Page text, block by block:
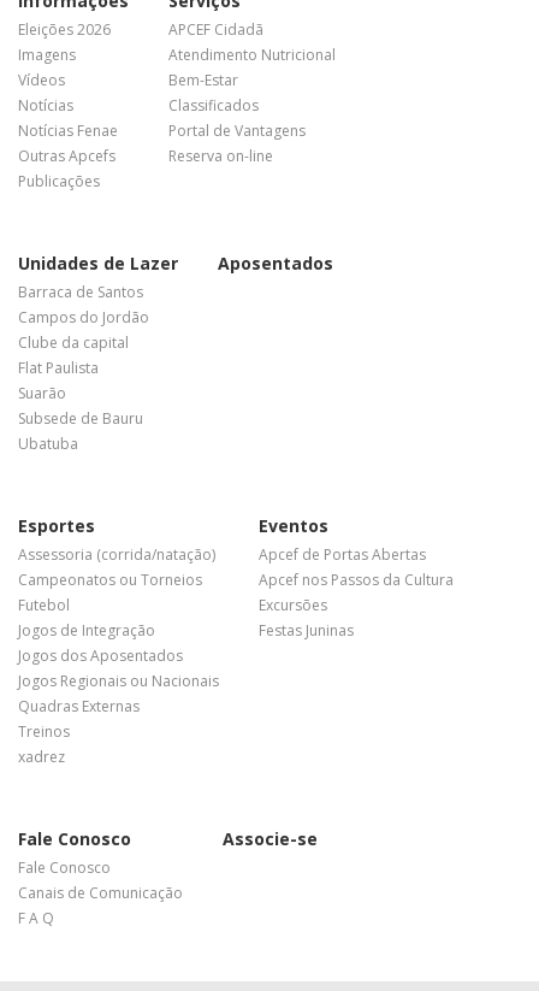
Eleições 2026
Imagens
Vídeos
Notícias
Notícias Fenae
Outras Apcefs
Publicações
APCEF Cidadã
Atendimento Nutricional
Bem-Estar
Classificados
Portal de Vantagens
Reserva on-line
Unidades de Lazer
Barraca de Santos
Campos do Jordão
Clube da capital
Flat Paulista
Suarão
Subsede de Bauru
Ubatuba
Aposentados
Esportes
Assessoria (corrida/natação)
Campeonatos ou Torneios
Futebol
Jogos de Integração
Jogos dos Aposentados
Jogos Regionais ou Nacionais
Quadras Externas
Treinos
xadrez
Eventos
Apcef de Portas Abertas
Apcef nos Passos da Cultura
Excursões
Festas Juninas
Fale Conosco
Fale Conosco
Canais de Comunicação
F A Q
Associe-se